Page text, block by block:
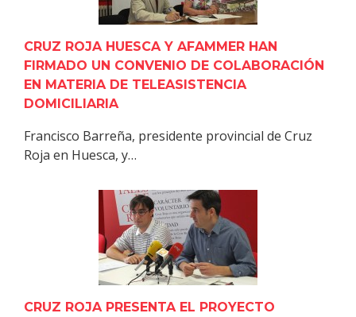
CRUZ ROJA HUESCA Y AFAMMER HAN
FIRMADO UN CONVENIO DE COLABORACIÓN
EN MATERIA DE TELEASISTENCIA
DOMICILIARIA
Francisco Barreña, presidente provincial de Cruz
Roja en Huesca, y…
CRUZ ROJA PRESENTA EL PROYECTO